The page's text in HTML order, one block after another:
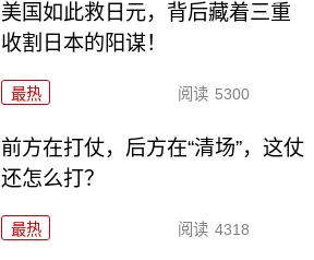
美国如此救日元，背后藏着三重
收割日本的阳谋！
最热 阅读 5300
前方在打仗，后方在“清场”，这仗
还怎么打？
最热 阅读 4318